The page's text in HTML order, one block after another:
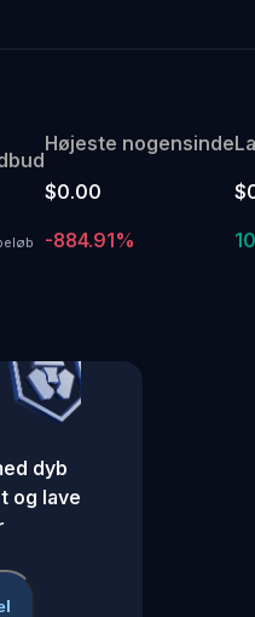
Højeste nogensinde
$0.00
-884.91%
dyb
og lave